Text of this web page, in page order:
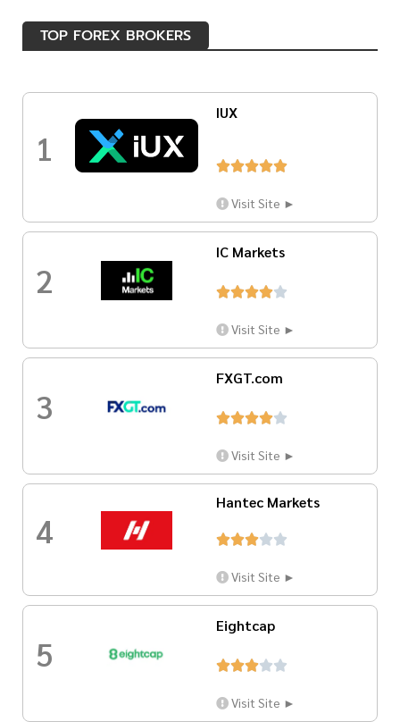
TOP FOREX BROKERS
1
IUX

Visit Site ►
2
IC Markets

Visit Site ►
3
FXGT.com

Visit Site ►
4
Hantec Markets

Visit Site ►
5
Eightcap

Visit Site ►